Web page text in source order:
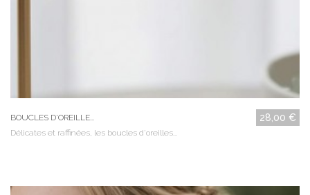
BOUCLES D'OREILLE... 28,00 €
Délicates et raffinées, les boucles d'oreilles...